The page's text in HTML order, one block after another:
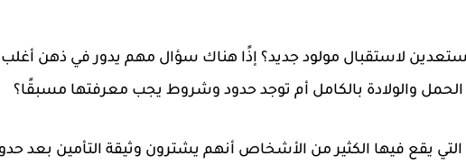
لاستقبال مولود جديد؟ إذًا هناك سؤال مهم يدور في ذهن أغلب
الحمل والولادة بالكامل أم توجد حدود وشروط يجب معرفتها مسبقًا؟
التي يقع فيها الكثير من الأشخاص أنهم يشترون وثيقة التأمين بعد